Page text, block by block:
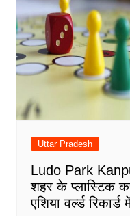
Uttar Pradesh
Ludo Park
शहर के प्लास्टिक
एशिया वर्ल्ड